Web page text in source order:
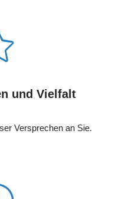
und Vielfalt
Versprechen an Sie.